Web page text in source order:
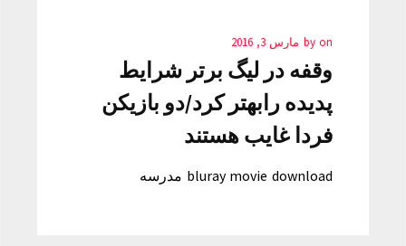
by on مارس 3, 2016
وقفه در لیگ برتر شرایط
پدیده رابهتر کرد/دو بازیکن
فردا غایب هستند
bluray movie download مدرسه